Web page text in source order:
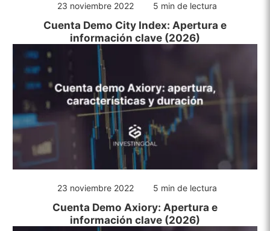
23 noviembre 2022 5 min de lectura
Cuenta Demo City Index: Apertura e
información clave (2026)
23 noviembre 2022 5 min de lectura
Cuenta Demo Axiory: Apertura e
información clave (2026)